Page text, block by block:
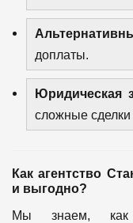
доплаты.
Юридическая
сложные сделки
Как агентство
и выгодно?
Мы знаем,